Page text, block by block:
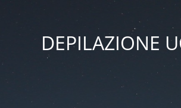
DEPILAZIONE